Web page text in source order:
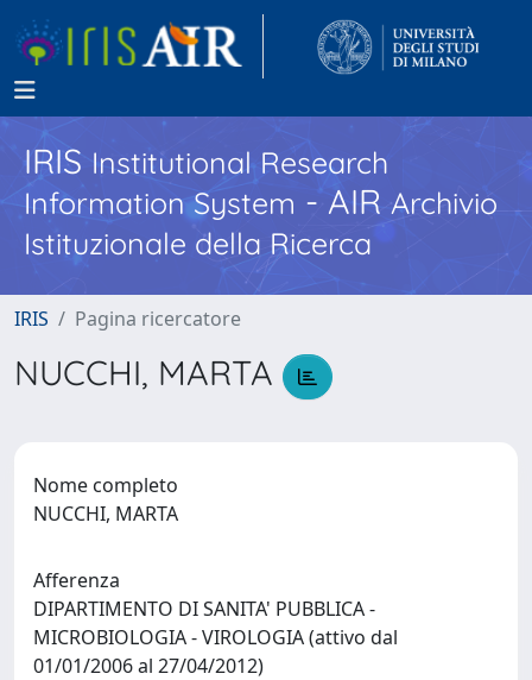
IRISInstitutional Research
Information System - AIR Archivio
Istituzionale della Ricerca
IRIS Pagina ricercatore
NUCCHI, MARTA
Nome completo
NUCCHI, MARTA
Afferenza
DIPARTIMENTO DI SANITA' PUBBLICA -
MICROBIOLOGIA - VIROLOGIA (attivo dal
01/01/2006 al 27/04/2012)